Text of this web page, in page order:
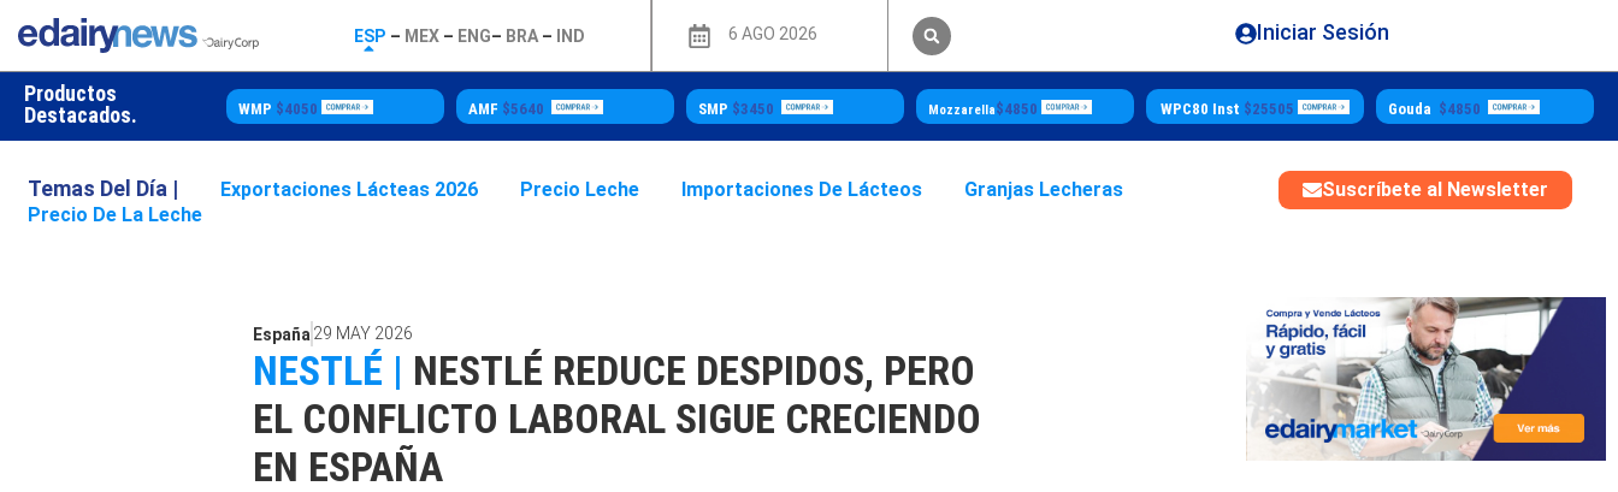
ESP – MEX– ENG– BRA– IND 6 AGO 2026 Iniciar Sesión
Productos
Destacados.
Butter$5500 WMP $4050 AMF $5640 SMP $3450 Mozzarella$4850 WPC80 Inst $25505 Gouda $4850
Temas Del Día | Exportaciones Lácteas 2026 Precio Leche Importaciones De Lácteos
Granjas Lecheras
Precio De La Leche
Suscríbete al Newsletter
España 29 MAY 2026
NESTLÉ | NESTLÉ REDUCE DESPIDOS, PERO
EL CONFLICTO LABORAL SIGUE CRECIENDO
EN ESPAÑA